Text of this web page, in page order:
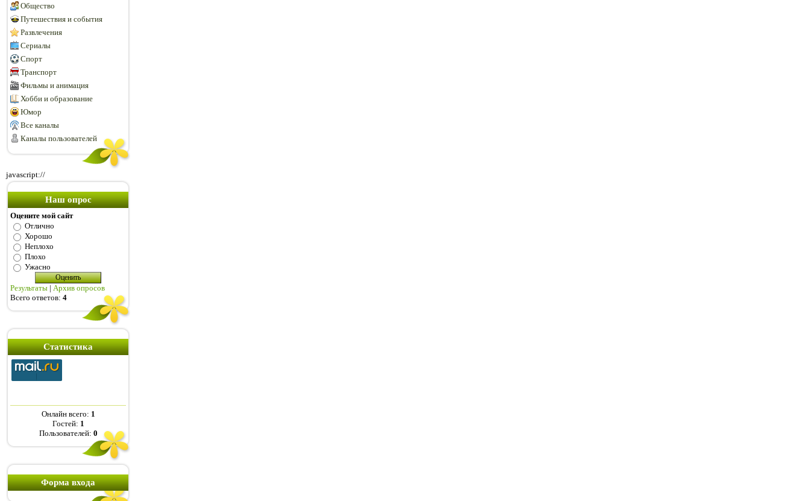
Общество
Путешествия и события
Развлечения
Сериалы
Спорт
Транспорт
Фильмы и анимация
Хобби и образование
Юмор
Все каналы
Каналы пользователей
javascript://
Наш опрос
Оцените мой сайт
Отлично
Хорошо
Неплохо
Плохо
Ужасно
Результаты | Архив опросов
Всего ответов: 4
Статистика
Онлайн всего: 1
Гостей: 1
Пользователей: 0
Форма входа